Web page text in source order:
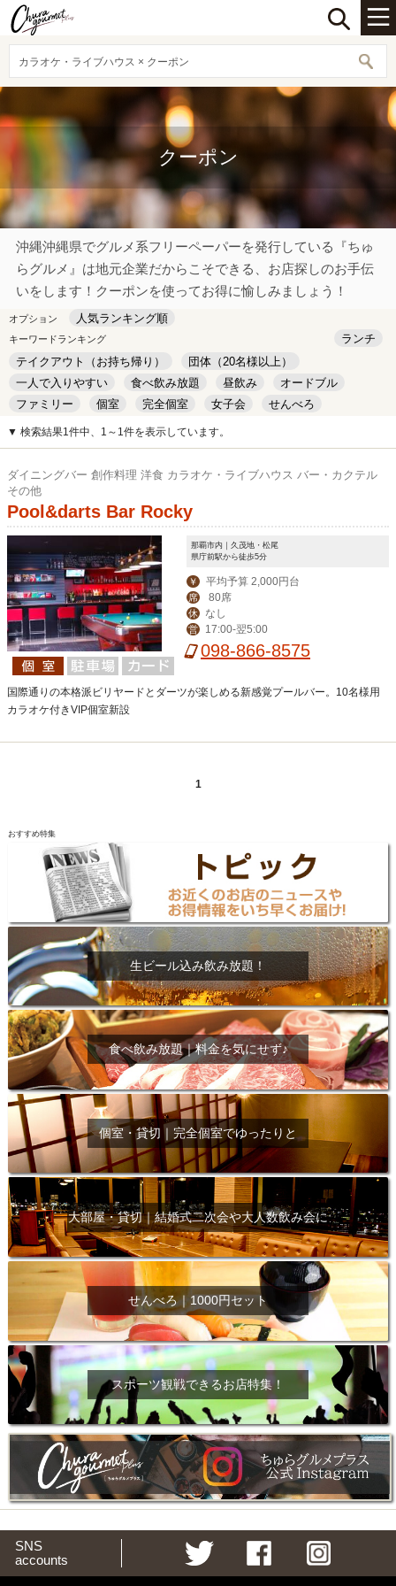
カラオケ・ライブハウス × クーポン
クーポン
沖縄沖縄県でグルメ系フリーペーパーを発行している『ちゅ
らグルメ』は地元企業だからこそできる、お店探しのお手伝
いをします！クーポンを使ってお得に愉しみましょう！
オプション 人気ランキング順
キーワードランキング
ランチ
テイクアウト（お持ち帰り）
団体（20名様以上）
一人で入りやすい
食べ飲み放題 昼飲み
オードブル
ファミリー
個室 完全個室 女子会
せんべろ
キッズルーム
安い デート
▼ 検索結果1件中、1～1件を表示しています。
ダイニングバー 創作料理 洋食 カラオケ・ライブハウス バー・カクテル
その他
Pool&darts Bar Rocky
那覇市内｜久茂地・松尾
県庁前駅から徒歩5分
￥ 平均予算 2,000円台
席 80席
休 なし
営 17:00-翌5:00
098-866-8575
国際通りの本格派ビリヤードとダーツが楽しめる新感覚プールバー。10名様用
カラオケ付きVIP個室新設
1
おすすめ特集
生ビール込み飲み放題！
食べ飲み放題｜料金を気にせず♪
個室・貸切｜完全個室でゆったりと
大部屋・貸切｜結婚式二次会や大人数飲み会に
せんべろ｜1000円セット
スポーツ観戦できるお店特集！
SNS
accounts